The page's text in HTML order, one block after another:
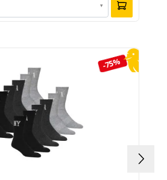
▾
-75%